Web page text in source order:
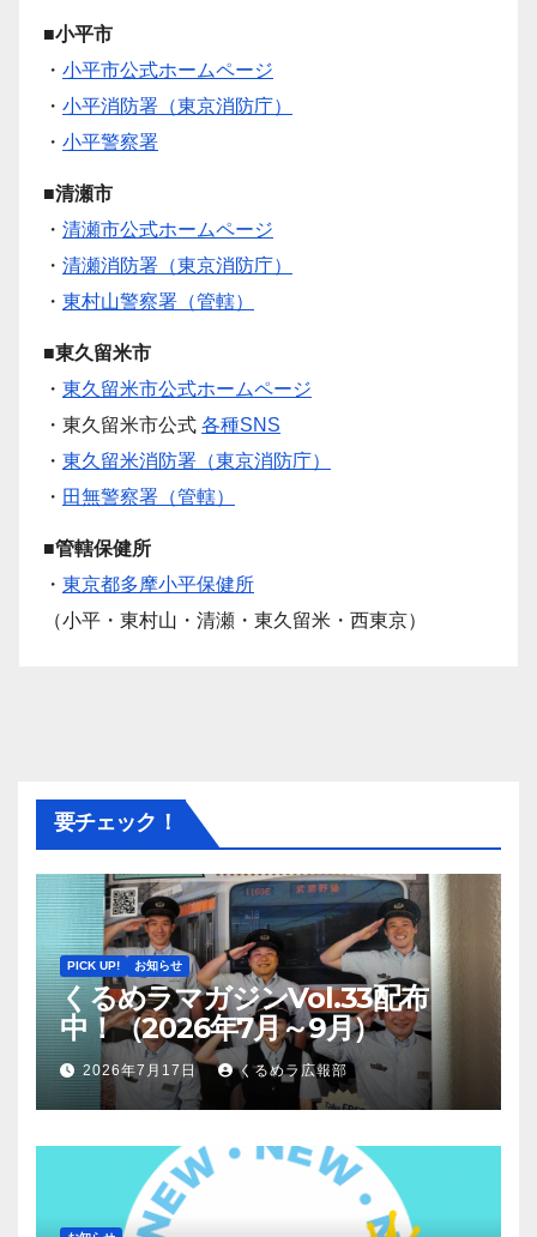
■小平市
・ 小平市公式ホームページ
・ 小平消防署（東京消防庁）
・ 小平警察署
■清瀬市
・ 清瀬市公式ホームページ
・ 清瀬消防署（東京消防庁）
・ 東村山警察署（管轄）
■東久留米市
・ 東久留米市公式ホームページ
・東久留米市公式 各種SNS
・ 東久留米消防署（東京消防庁）
・ 田無警察署（管轄）
■管轄保健所
・ 東京都多摩小平保健所
（小平・東村山・清瀬・東久留米・西東京）
要チェック！
PICK UP! お知らせ
くるめラマガジンVol.33配布
中！（2026年7月～9月）
2026年7月17日 くるめラ広報部